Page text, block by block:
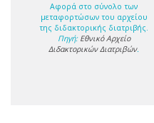
Αφορά στο σύνολο των
μεταφορτώσων του αρχείου
της διδακτορικής διατριβής.
Πηγή: Εθνικό Αρχείο
Διδακτορικών Διατριβών.